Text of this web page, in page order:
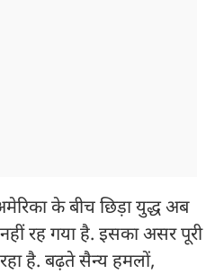
के बीच छिड़ा युद्ध अब
रह गया है. इसका असर पूरी
है. बढ़ते सैन्य हमलों,